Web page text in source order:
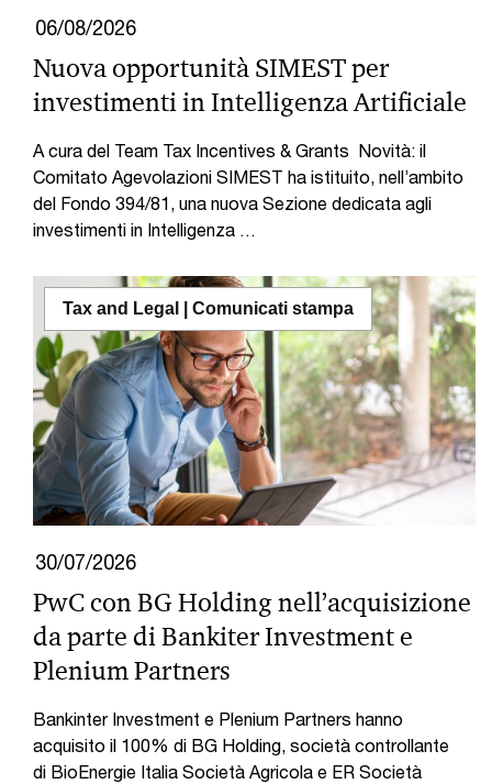
06/08/2026
Nuova opportunità SIMEST per
investimenti in Intelligenza Artificiale
A cura del Team Tax Incentives & Grants Novità: il
Comitato Agevolazioni SIMEST ha istituito, nell’ambito
del Fondo 394/81, una nuova Sezione dedicata agli
investimenti in Intelligenza …
Tax and Legal | Comunicati stampa
30/07/2026
PwC con BG Holding nell’acquisizione
da parte di Bankiter Investment e
Plenium Partners
Bankinter Investment e Plenium Partners hanno
acquisito il 100% di BG Holding, società controllante
di BioEnergie Italia Società Agricola e ER Società